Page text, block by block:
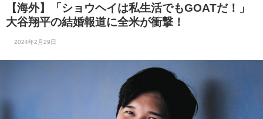
【海外】「ショウヘイは私生活でもGOATだ！」
大谷翔平の結婚報道に全米が衝撃！
2024年2月29日